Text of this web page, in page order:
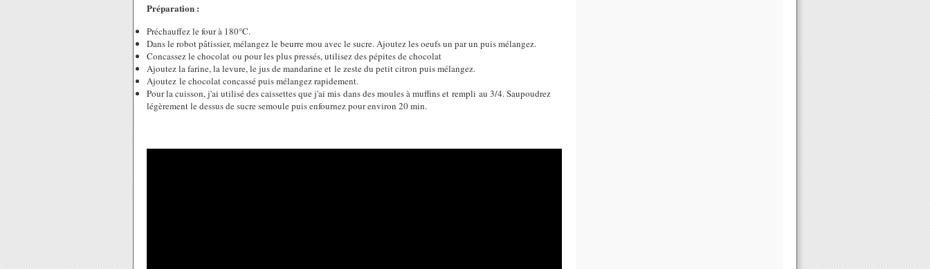
Préparation :
Préchauffez le four à 180°C.
Dans le robot pâtissier, mélangez le beurre mou avec le sucre. Ajoutez les oeufs un par un puis mélangez.
Concassez le chocolat ou pour les plus pressés, utilisez des pépites de chocolat
Ajoutez la farine, la levure, le jus de mandarine et le zeste du petit citron puis mélangez.
Ajoutez le chocolat concassé puis mélangez rapidement.
Pour la cuisson, j'ai utilisé des caissettes que j'ai mis dans des moules à muffins et rempli au 3/4. Saupoudrez
légèrement le dessus de sucre semoule puis enfournez pour environ 20 min.